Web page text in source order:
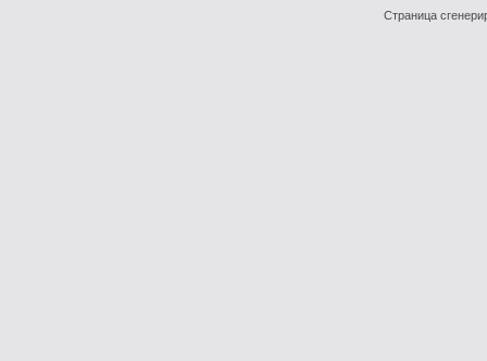
Страница